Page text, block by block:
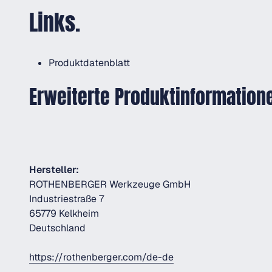
Links.
Produktdatenblatt
Erweiterte
Hersteller:
ROTHENBERGER Werkzeuge GmbH
Industriestraße 7
65779 Kelkheim
Deutschland
https://rothenberger.com/de-de